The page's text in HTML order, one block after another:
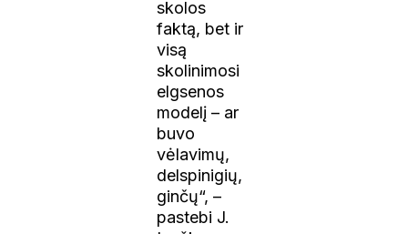
skolos
faktą, bet ir
visą
skolinimosi
elgsenos
modelį – ar
buvo
vėlavimų,
delspinigių,
ginčų“, –
pastebi J.